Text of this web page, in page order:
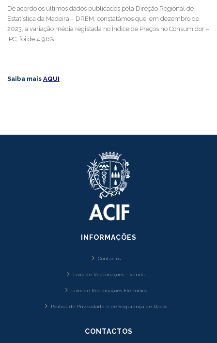
De acordo os últimos dados publicados pela Direção Regional de
Estatística da Madeira – DREM, constatámos que, em dezembro de
2023, a variação média registada no Índice de Preços no Consumidor –
IPC, foi de 4,96%.
Saiba mais AQUI
INFORMAÇÕES
Contactos
Livro de Reclamações – venda
Livro de Reclamações Eletrónico
Política de Privacidade e de Segurança de Dados
CONTACTOS